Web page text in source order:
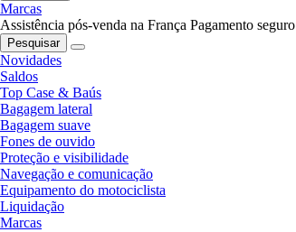
Marcas
Assistência pós-venda na França Pagamento seguro
Pesquisar
Novidades
Saldos
Top Case & Baús
Bagagem lateral
Bagagem suave
Fones de ouvido
Proteção e visibilidade
Navegação e comunicação
Equipamento do motociclista
Liquidação
Marcas